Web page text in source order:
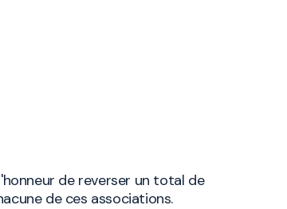
de reverser un total de
de ces associations.